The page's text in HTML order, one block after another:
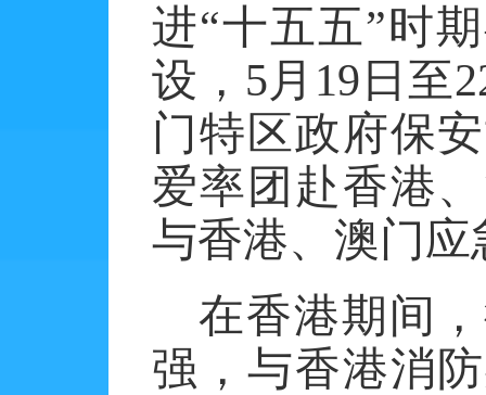
进“十五五”时
设， 5月 19 日至
门特区政府保
爱率团赴香港
与香港、澳门
在香港期间
强，与香港消